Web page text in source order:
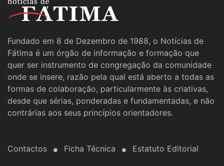
Fundado em 8 de Dezembro de 1988, o Notícias de
Fátima é um órgão de informação e formação que
quer ser instrumento de congregação da comunidade
onde se insere, razão pela qual está aberto a todas as
formas de colaboração, particularmente às criativas,
desde que sérias, ponderadas e fundamentadas, e não
contrárias aos seus princípios orientadores.
Contactos Ficha Técnica Estatuto Editorial